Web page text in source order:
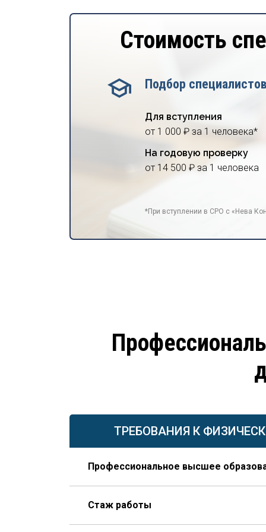
Стоимость
Подбор
Для вступления
от 1 000 ₽ за 1 человека*
На годовую проверку
от 14 500 ₽ за 1 человека
*При вступлении в СРО с «Нева
ТРЕБОВАНИЯ К
Профессиональное высшее
Стаж работы